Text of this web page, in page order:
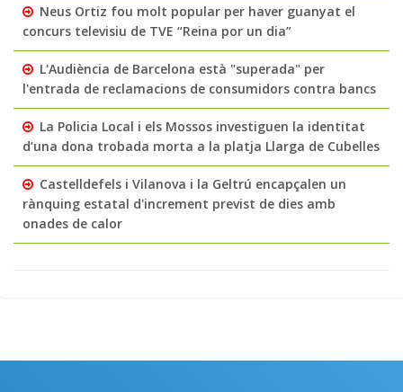
Neus Ortiz fou molt popular per haver guanyat el
concurs televisiu de TVE “Reina por un dia”
L'Audiència de Barcelona està "superada" per
l'entrada de reclamacions de consumidors contra bancs
La Policia Local i els Mossos investiguen la identitat
d’una dona trobada morta a la platja Llarga de Cubelles
Castelldefels i Vilanova i la Geltrú encapçalen un
rànquing estatal d'increment previst de dies amb
onades de calor